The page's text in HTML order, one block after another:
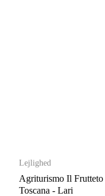
Lejlighed
Agriturismo Il Frutteto
Toscana - Lari